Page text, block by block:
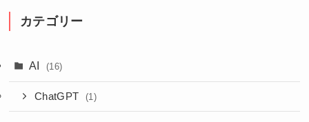
カテゴリー
AI (16)
ChatGPT (1)